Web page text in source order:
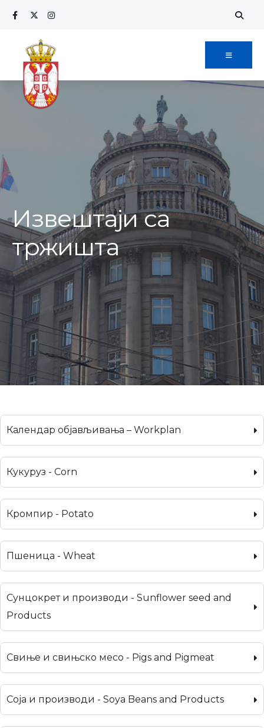
Извештаји са
тржишта
Календар објављивања – Workplan
Кукуруз - Corn
Кромпир - Potato
Пшеница - Wheat
Сунцокрет и производи - Sunflower seed and
Products
Свиње и свињско месо - Pigs and Pigmeat
Соја и производи - Soya Beans and Products